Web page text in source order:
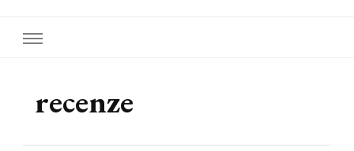
recenze